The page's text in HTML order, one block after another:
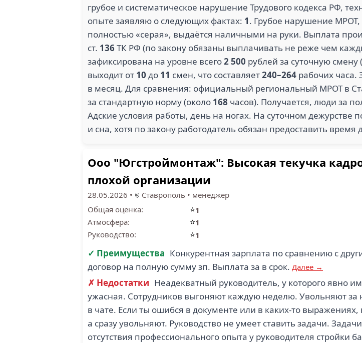
грубое и систематическое нарушение Трудового кодекса РФ,
опыте заявляю о следующих фактах: 1. Грубое нарушение МРОТ,
полностью «серая», выдаётся наличными на руки. Выплата
ст. 136 ТК РФ (по закону обязаны выплачивать не реже чем
зафиксирована на уровне всего2 500 рублей за суточную смену (
выходит от 10 до 11 смен, что составляет240–264 рабочих часа.
в месяц. Для сравнения: официальный региональный МРОТ в
за стандартную норму (около 168 часов). Получается, люди за
Адские условия работы, день на ногах. На суточном дежурстве
и сна, хотя по закону работодатель обязан предоставить
Ооо "Югстроймонтаж": Высокая текучка
плохой организации
28.05.2026 • Ставрополь • менеджер
Общая оценка:
⭐1
Атмосфера:
⭐1
Руководство:
⭐1
✓ Преимущества Конкурентная зарплата по сравнению с
договор на полную сумму зп. Выплата за в срок. Далее →
✗ Недостатки Неадекватный руководитель, у которого явно
ужасная. Сотрудников выгоняют каждую неделю. Увольняют за
в чате. Если ты ошибся в документе или в каких-то
а сразу увольняют. Руководство не умеет ставить задачи.
отсутствия профессионального опыта у руководителя